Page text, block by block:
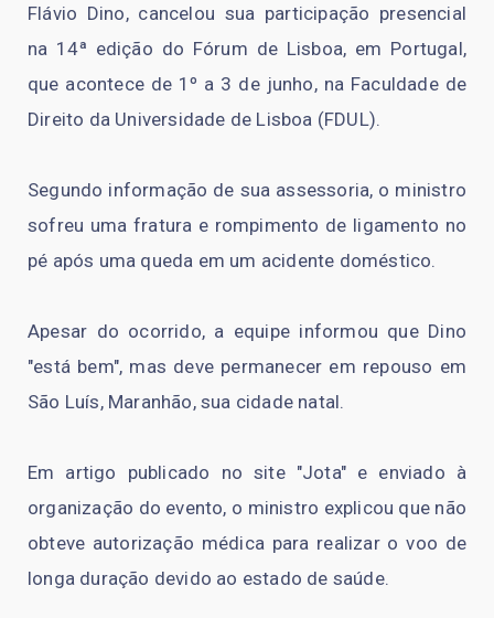
Flávio Dino, cancelou sua participação presencial
na 14ª edição do Fórum de Lisboa, em Portugal,
que acontece de 1º a 3 de junho, na Faculdade de
Direito da Universidade de Lisboa (FDUL).
Segundo informação de sua assessoria, o ministro
sofreu uma fratura e rompimento de ligamento no
pé após uma queda em um acidente doméstico.
Apesar do ocorrido, a equipe informou que Dino
"está bem", mas deve permanecer em repouso em
São Luís, Maranhão, sua cidade natal.
Em artigo publicado no site "Jota" e enviado à
organização do evento, o ministro explicou que não
obteve autorização médica para realizar o voo de
longa duração devido ao estado de saúde.